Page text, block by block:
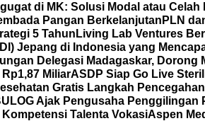
di MK: Solusi Modal atau Celah
Pangan Berkelanjutan PLN
5 Tahun Living Lab Ventures
Jepang di Indonesia yang
Delegasi Madagaskar, Dorong
MiliarASDP Siap Go Live
Gratis Langkah
Ajak Pengusaha Penggilingan
Talenta VokasiAspen